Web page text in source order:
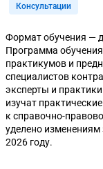
Консультации
Формат обучения —
Программа
практикумов и
специалистов
эксперты и
изучат
к справочно-
уделено изменениям
2026 году.